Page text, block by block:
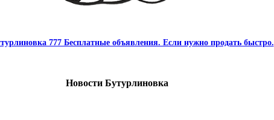
777 Бесплатные объявления. Если нужно продать быстро.
Новости Бутурлиновка